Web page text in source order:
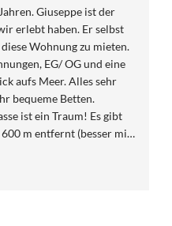
Giuseppe ist der
erlebt haben. Er selbst
Wohnung zu mieten.
EG/ OG und eine
aufs Meer. Alles sehr
bequeme Betten.
ein Traum! Es gibt
m entfernt (besser mit
Konditorei und